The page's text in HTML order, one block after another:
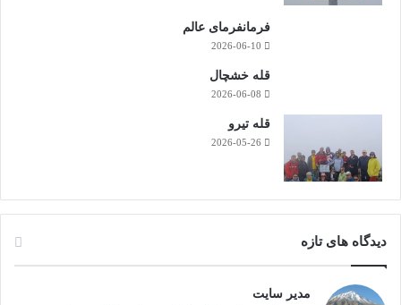
فرمانفرمای عالم
2026-06-10
قله خشچال
2026-06-08
قله تیرو
2026-05-26
دیدگاه های تازه
مدیر سایت